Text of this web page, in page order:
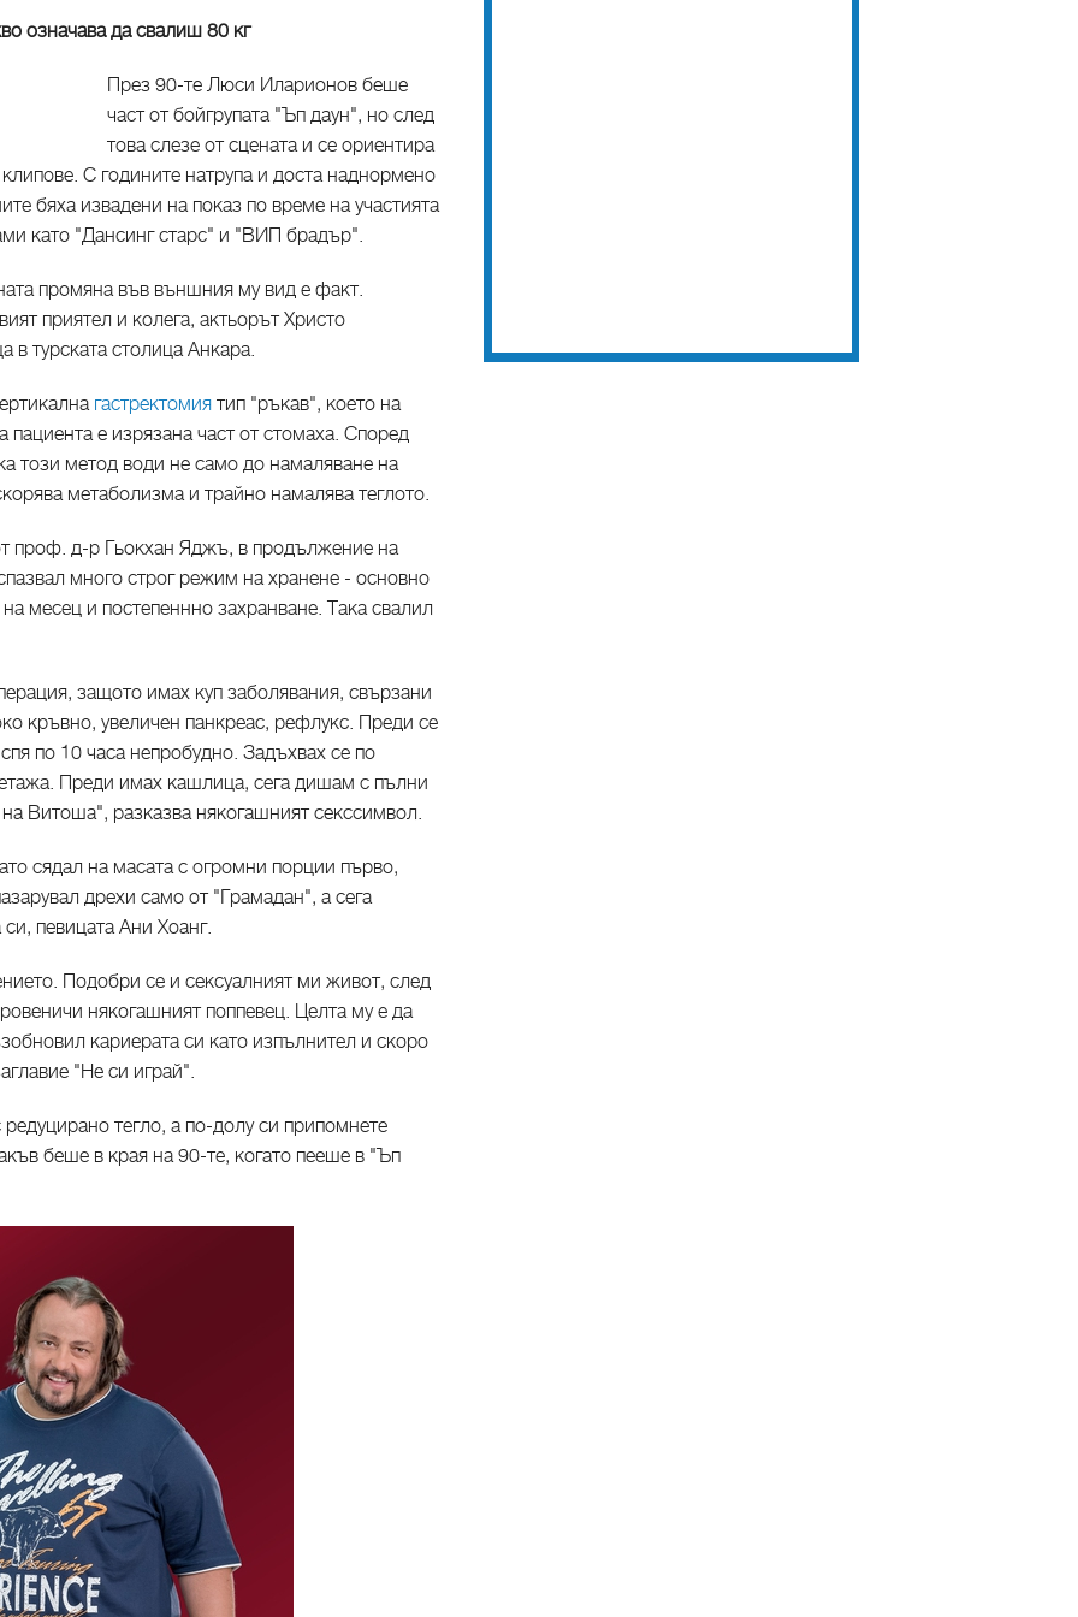
означава да свалиш 80 кг
През 90-те Люси Иларионов беше
част от бойгрупата "Ъп даун", но след
това слезе от сцената и се ориентира
С годините натрупа и доста наднормено
бяха извадени на показ по време на участията
като "Дансинг старс" и "ВИП брадър".
промяна във външния му вид е факт.
приятел и колега, актьорът Христо
турската столица Анкара.
гастректомия тип "ръкав", което на
е изрязана част от стомаха. Според
този метод води не само до намаляване на
метаболизма и трайно намалява теглото.
проф. д-р Гьокхан Яджъ, в продължение на
много строг режим на хранене - основно
месец и постепеннно захранване. Така свалил
защото имах куп заболявания, свързани
кръвно, увеличен панкреас, рефлукс. Преди се
по 10 часа непробудно. Задъхвах се по
Преди имах кашлица, сега дишам с пълни
Витоша", разказва някогашният секссимвол.
сядал на масата с огромни порции първо,
дрехи само от "Грамадан", а сега
певицата Ани Хоанг.
Подобри се и сексуалният ми живот, след
някогашният поппевец. Целта му е да
кариерата си като изпълнител и скоро
"Не си играй".
тегло, а по-долу си припомнете
беше в края на 90-те, когато пееше в "Ъп